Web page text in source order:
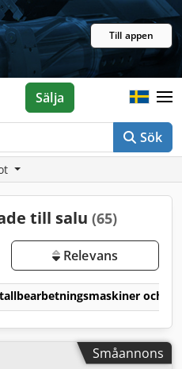
Till appen
Sök
Sälja
till salu (65)
Relevans
och
Småannons